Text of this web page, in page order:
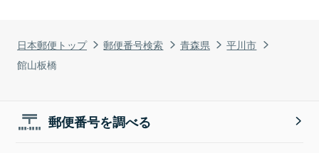
日本郵便トップ 郵便番号検索 青森県
平川市
館山板橋
郵便番号を調べる